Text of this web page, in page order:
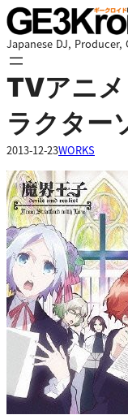
内
容
を
ス
キ
ッ
プ
Japanese DJ,
TVアニメ
ラクター
2013-12-23WORKS